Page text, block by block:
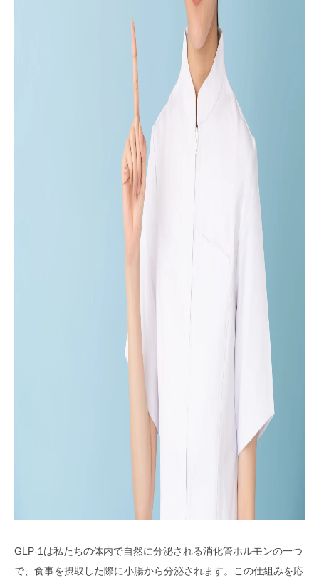
GLP-1は私たちの体内で自然に分泌される消化管ホルモンの一つ
で、食事を摂取した際に小腸から分泌されます。この仕組みを応